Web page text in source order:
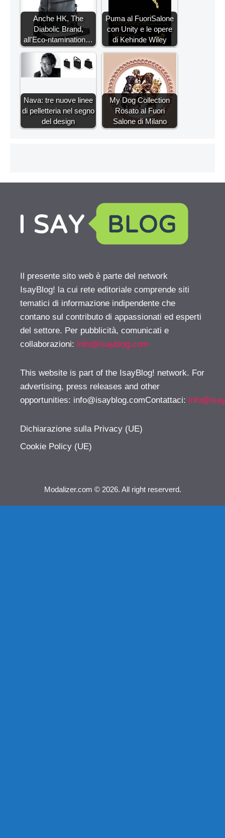
Anche HK, The
Diabolic Brand,
all'Eco-ntamination…
Puma al FuoriSalone
con Unity e le opere
di Kehinde Wiley
Nava: tre nuove linee
di pelletteria nel segno
del design
My Dog Collection
Rosato al Fuori
Salone di Milano
Il presente sito web è parte del network
IsayBlog! la cui rete editoriale comprende siti
tematici di informazione indipendente che
contano sul contributo di appassionati ed esperti
del settore. Per pubblicità, comunicati e
collaborazioni: info@isayblog.com
This website is part of the IsayBlog! network. For
advertising, press releases and other
opportunities: info@isayblog.comContattaci:
Dichiarazione sulla Privacy (UE)
Cookie Policy (UE)
Modalizer.com © 2026. All right reserverd.